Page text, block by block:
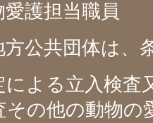
護担当職員
公共団体は、
による立入検査
その他の動物